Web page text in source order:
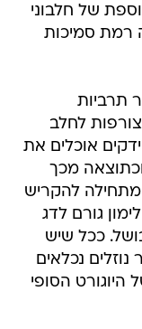
של חלבוני
רמת סמיכות
תרביות
לחלב
אוכלים את
מכך
להקריש
גורם לדג
ככל שיש
נכלאים
הסופי